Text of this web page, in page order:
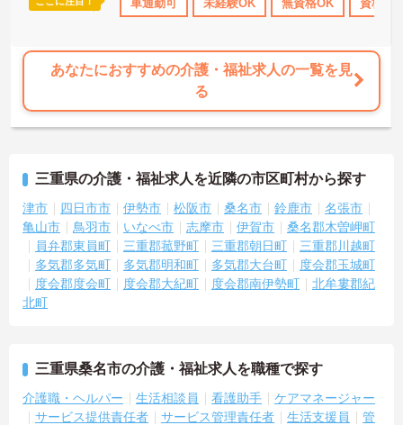
産休･育休･介護休暇取得実績あり ボーナス・賞与あり 社会
車通勤可 未経験OK 無資格OK 資格取
あなたにおすすめの介護・福祉求人の一覧を見
る
三重県の介護・福祉求人を近隣の市区町村から探す
津市 四日市市 伊勢市 松阪市 桑名市 鈴鹿市
名張市
亀山市
鳥羽市 いなべ市 志摩市 伊賀市
桑名郡木曽岬町
員弁郡東員町
三重郡菰野町 三重郡朝日町
三重郡川越町
多気郡多気町
多気郡明和町 多気郡大台町
度会郡玉城町
度会郡度会町
度会郡大紀町 度会郡南伊勢町
北牟婁郡紀
北町
三重県桑名市の介護・福祉求人を職種で探す
介護職・ヘルパー 生活相談員 看護助手
ケアマネージャー
サービス提供責任者
サービス管理責任者 生活支援員
管